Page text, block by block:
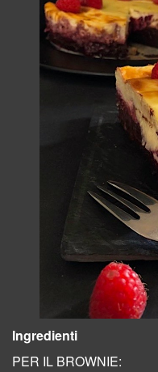
Ingredienti
PER IL BROWNIE: